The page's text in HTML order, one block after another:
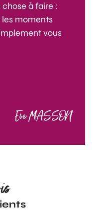
chose à faire :
moments
vous
Eve MASSON